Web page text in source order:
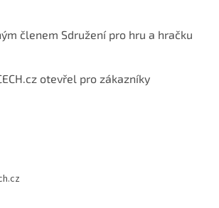
členem Sdružení pro hru a hračku
otevřel pro zákazníky